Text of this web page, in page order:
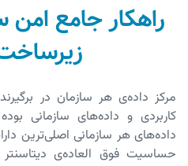
راهکار جامع امن
مرکز داده‌ی هر سازمان در
کاربردی و داده‌های سازمانی
داده‌های هر سازمانی اصلی‌ترین
حساسیت فوق العاده‌ی